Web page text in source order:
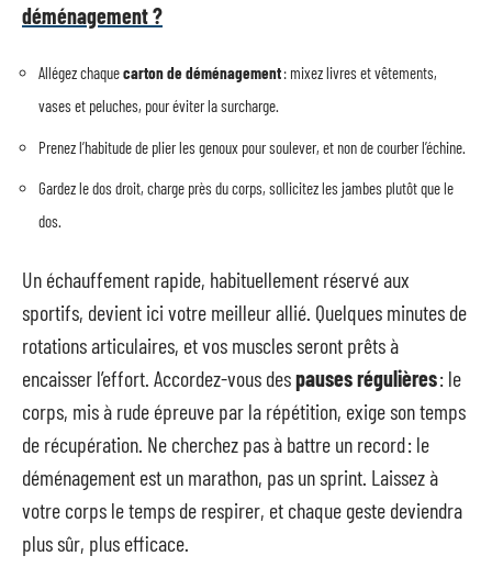
déménagement ?
Allégez chaquecarton de déménagement: mixez livres et vêtements,
vases et peluches, pour éviter la surcharge.
Prenez l’habitude de plier les genoux pour soulever, et non de courber l’échine.
Gardez le dos droit, charge près du corps, sollicitez les jambes plutôt que le
dos.
Un échauffement rapide, habituellement réservé aux
sportifs, devient ici votre meilleur allié. Quelques minutes de
rotations articulaires, et vos muscles seront prêts à
encaisser l’effort. Accordez-vous despauses régulières: le
corps, mis à rude épreuve par la répétition, exige son temps
de récupération. Ne cherchez pas à battre un record : le
déménagement est un marathon, pas un sprint. Laissez à
votre corps le temps de respirer, et chaque geste deviendra
plus sûr, plus efficace.